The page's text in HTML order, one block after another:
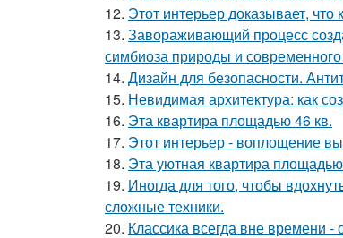
12. Этот интерьер доказывает,
13. Завораживающий процесс
симбиоза природы и
14. Дизайн для безопасности.
15. Невидимая архитектура: как
16. Эта квартира площадью 46 кв.
17. Этот интерьер - воплощение
18. Эта уютная квартира площадью
19. Иногда для того, чтобы
сложные техники.
20. Классика всегда вне времени